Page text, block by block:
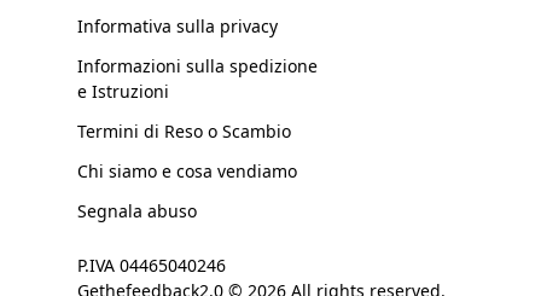
Informativa sulla privacy
Informazioni sulla spedizione
e Istruzioni
Termini di Reso o Scambio
Chi siamo e cosa vendiamo
Segnala abuso
P.IVA 04465040246
Gethefeedback2.0 © 2026 All rights reserved.